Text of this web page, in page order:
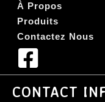
À Propos
Produits
Contactez Nous
CONTACT